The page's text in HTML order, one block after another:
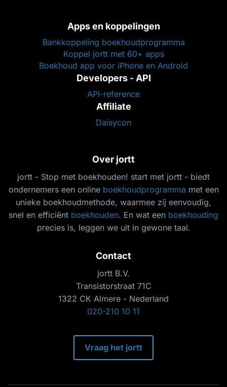
Apps en koppelingen
Bankkoppeling boekhoudprogramma
Koppel jortt met 60+ apps
Boekhoud app voor iPhone en Android
Developers - API
API-reference
Affiliate
Daisycon
Over jortt
jortt - Stop met boekhouden! start met jortt - biedt
ondernemers een online boekhoudprogramma met een
unieke boekhoudmethode, waarmee zij eenvoudig,
snel en efficiënt boekhouden. En wat een boekhouding
precies is, leggen we uit in gewone taal.
Contact
jortt B.V.
Transistorstraat 71C
1322 CK Almere - Nederland
020-210 10 11
Vraag het jortt